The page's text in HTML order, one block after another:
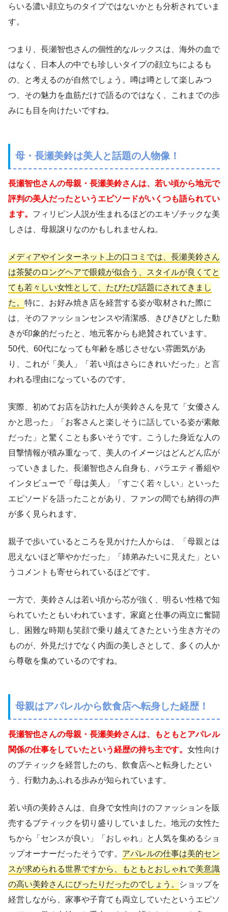
らいる濃い顔立ちのタイプではないかとも分析されていま
す。
つまり、長瀬智也さんの個性的なルックスは、海外の血で
はなく、日本人の中でも珍しいタイプの顔立ちによるも
の、と考えるのが自然でしょう。噂は噂として楽しみつ
つ、その魅力を血筋だけで語るのではなく、これまでの歩
みにも目を向けたいですね。
母・長瀬美鈴は美人と話題の人物像！
長瀬智也さんの母親・長瀬美鈴さんは、若い頃から地元で
評判の美人だったというエピソードがいくつも語られてい
ます。 フィリピン人説が生まれるほどのエキゾチックな美
しさは、母親譲りなのかもしれませんね。
メディアやインターネット上の口コミでは、長瀬美鈴さん
は茶髪のロングヘアで眼鏡が似合う、スタイルが良くてと
ても若々しい女性として、たびたび話題にされてきまし
た。 特に、お好み焼き店を経営する姿が取材された際に
は、そのファッションセンスや清潔感、きびきびとした動
きが印象的だったと、地元客からも絶賛されています。
50代、60代になっても年齢を感じさせない雰囲気があ
り、これが「美人」「若い頃はさらにきれいだった」と言
われる理由になっているのです。
実際、初めてお店を訪れた人が美鈴さんを見て「女優さん
かと思った」「お客さんと楽しそうに話している姿が素敵
だった」と驚くことも多いそうです。こうした身近な人の
目撃情報が積み重なって、美人のイメージはどんどん広が
っていきました。長瀬智也さん自身も、バラエティ番組や
インタビューで「母は美人」「すごく若々しい」といった
エピソードを語ったことがあり、ファンの間でも納得の声
が多く見られます。
親子で歩いているところを見かけた人からは、「母親とは
思えないほど華やかだった」「姉弟みたいに見えた」とい
うコメントも寄せられているほどです。
一方で、美鈴さんは若い頃から芯が強く、明るい性格で知
られていたともいわれています。家庭と仕事の両立に奮闘
し、困難な時期も笑顔で乗り越えてきたという生き方その
ものが、外見だけでなく内面の美しさとして、多くの人か
ら尊敬を集めているのですね。
母親はアパレルから飲食店へ転身した経歴！
長瀬智也さんの母親・長瀬美鈴さんは、もともとアパレル
関係の仕事をしていたという経歴の持ち主です。 女性向け
のブティックを経営したのち、飲食店へと転身したとい
う、行動力あふれる歩みが知られています。
若い頃の美鈴さんは、自身で女性向けのファッションを販
売するブティックを切り盛りしていました。地元の女性た
ちから「センスが良い」「おしゃれ」と人気を集めるショ
ップオーナーだったそうです。 アパレルの仕事は美的セン
スが求められる世界ですから、もともとおしゃれで美意識
の高い美鈴さんにぴったりだったのでしょう。
ショップを
経営しながら、家事や子育ても両立していたというエピソ